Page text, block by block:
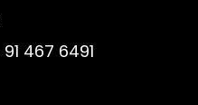
91 467 6491